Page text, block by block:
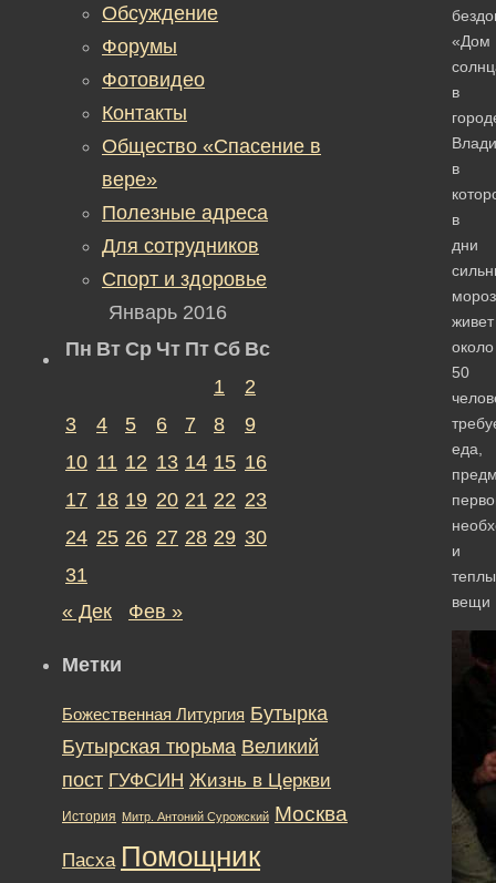
«Дом
в
в
в
дни
живет
около
50
еда,
и
вещи
Обсуждение
Форумы
Фотовидео
Контакты
Общество «Спасение в
вере»
Полезные адреса
Для сотрудников
Спорт и здоровье
Январь 2016
Пн Вт Ср Чт Пт Сб Вс
1
2
3
4 5 6 7 8
9
10 11 12 13 14 15 16
17 18 19 20 21 22 23
24 25 26 27 28 29 30
31
« Дек
Фев »
Метки
Божественная Литургия Бутырка
Бутырская тюрьма Великий
пост ГУФСИН Жизнь в Церкви
История Митр. Антоний Сурожский Москва
Пасха Помощник